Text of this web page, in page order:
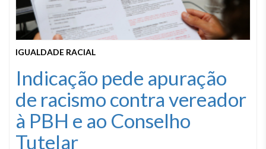
IGUALDADE RACIAL
Indicação pede apuração
de racismo contra vereador
à PBH e ao Conselho
Tutelar